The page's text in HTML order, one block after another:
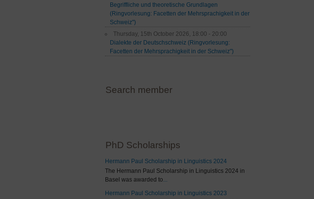
Begriffliche und theoretische Grundlagen
(Ringvorlesung: Facetten der Mehrsprachigkeit in der
Schweiz")
Thursday, 15th October 2026, 18:00 - 20:00
Dialekte der Deutschschweiz (Ringvorlesung:
Facetten der Mehrsprachigkeit in der Schweiz")
Search member
PhD Scholarships
Hermann Paul Scholarship in Linguistics 2024
The Hermann Paul Scholarship in Linguistics 2024 in
Basel was awarded to...
Hermann Paul Scholarship in Linguistics 2023